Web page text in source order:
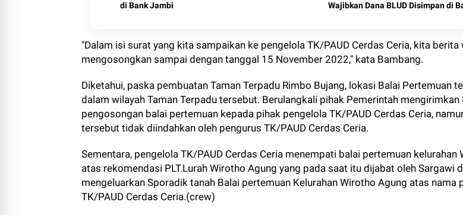
di Bank Jambi
Wajibkan Dana BLUD Disimpan di
"Dalam isi surat yang kita sampaikan ke pengelola TK/PAUD Cerdas Ceria, kita
mengosongkan sampai dengan tanggal 15 November 2022," kata Bambang.
Diketahui, paska pembuatan Taman Terpadu Rimbo Bujang, lokasi Balai Pertemuan
dalam wilayah Taman Terpadu tersebut. Berulangkali pihak Pemerintah mengirimkan
pengosongan balai pertemuan kepada pihak pengelola TK/PAUD Cerdas Ceria,
tersebut tidak diindahkan oleh pengurus TK/PAUD Cerdas Ceria.
Sementara, pengelola TK/PAUD Cerdas Ceria menempati balai pertemuan kelurahan
atas rekomendasi PLT.Lurah Wirotho Agung yang pada saat itu dijabat oleh Sargawi
mengeluarkan Sporadik tanah Balai pertemuan Kelurahan Wirotho Agung atas nama
TK/PAUD Cerdas Ceria.(crew)